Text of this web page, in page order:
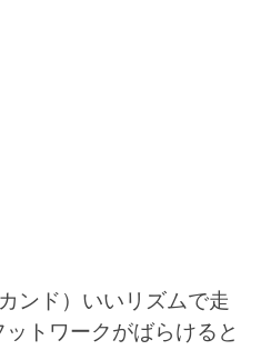
ド）いいリズムで走
トワークがばらけると